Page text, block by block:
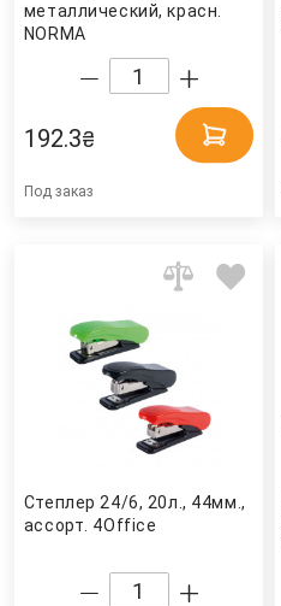
металлический, красн.
NORMA
192.3₴
Под заказ
Степлер 24/6, 20л., 44мм.,
ассорт. 4Office